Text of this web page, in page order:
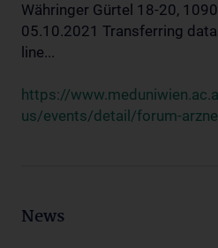
Währinger Gürtel 18-20,
05.10.2021 Transferring
line...
https://
us/events/detail/forum-
News